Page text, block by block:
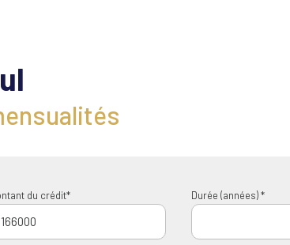
du crédit* Durée (années) *